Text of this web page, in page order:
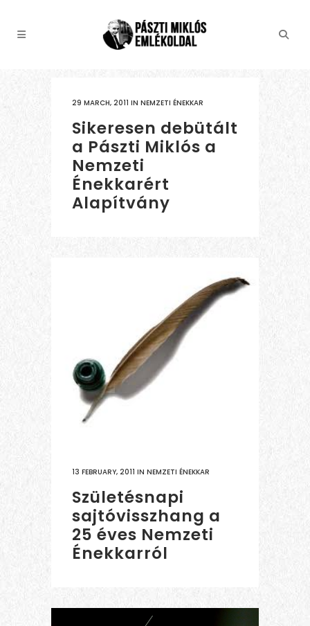
29 MARCH, 2011 IN NEMZETI ÉNEKKAR
Sikeresen debütált
a Pászti Miklós a
Nemzeti
Énekkarért
Alapítvány
13 FEBRUARY, 2011 IN NEMZETI ÉNEKKAR
Születésnapi
sajtóvisszhang a
25 éves Nemzeti
Énekkarról